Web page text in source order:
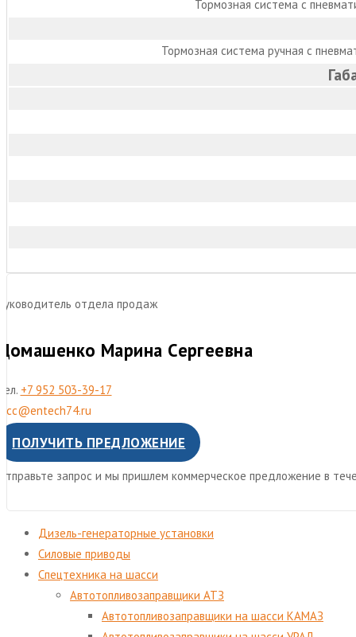
Тормозная система с
Тормозная система ручная с
отдела продаж
Марина Сергеевна
+7 952 503-39-17
ПОЛУЧИТЬ ПРЕДЛОЖЕНИЕ
запрос и мы пришлем коммерческое предложение в
Дизель-генераторные установки
Cиловые приводы
Спецтехника на шасси
Автотопливозаправщики АТЗ
Автотопливозаправщики на шасси КАМАЗ